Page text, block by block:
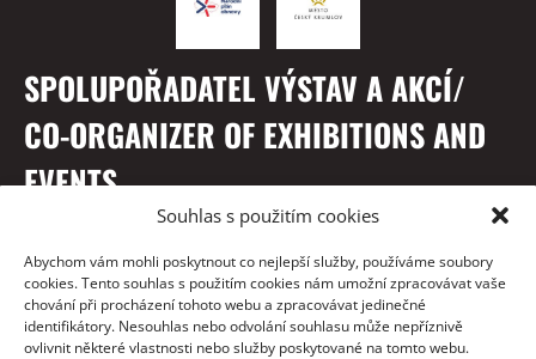
Souhlas s použitím cookies
Abychom vám mohli poskytnout co nejlepší služby, používáme soubory
cookies. Tento souhlas s použitím cookies nám umožní zpracovávat vaše
chování při procházení tohoto webu a zpracovávat jedinečné
identifikátory. Nesouhlas nebo odvolání souhlasu může nepříznivě
ovlivnit některé vlastnosti nebo služby poskytované na tomto webu.
SPOLUPOŘADATEL VÝSTAV A AKCÍ/
CO-ORGANIZER OF EXHIBITIONS AND
EVENTS